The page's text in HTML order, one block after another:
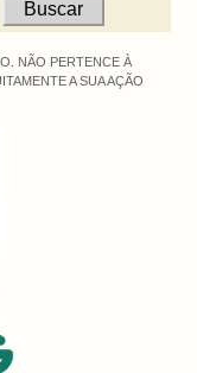
NÃO PERTENCE À
A SUA AÇÃO